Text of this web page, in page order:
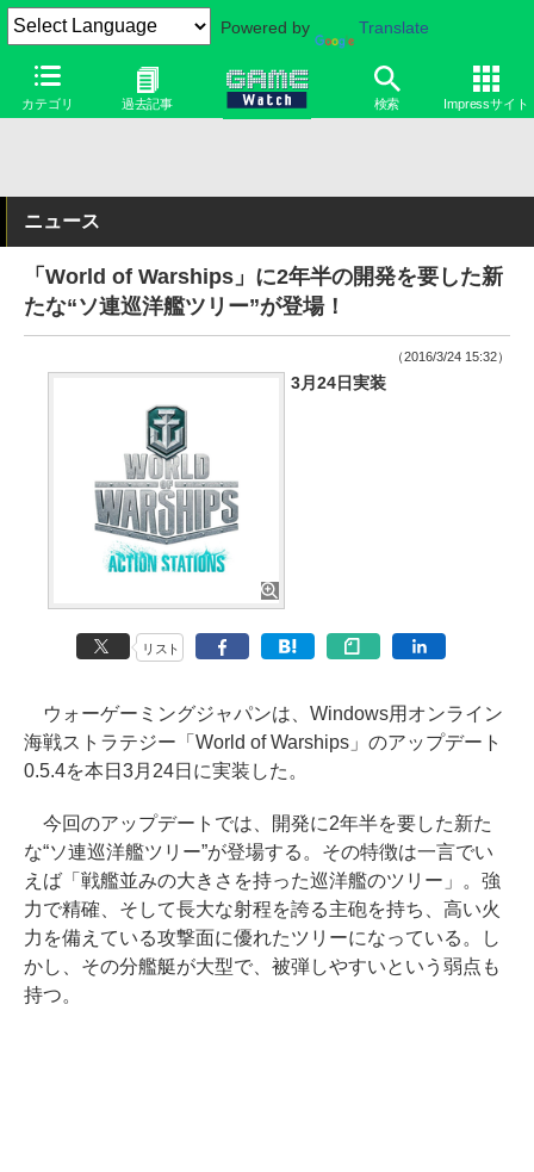
Powered by Translate
カテゴリ 過去記事 検索 Impressサイト
ニュース
「World of Warships」に2年半の開発を要した新
たな“ソ連巡洋艦ツリー”が登場！
（2016/3/24 15:32）
3月24日実装
リスト
ウォーゲーミングジャパンは、Windows用オンライン
海戦ストラテジー「World of Warships」のアップデート
0.5.4を本日3月24日に実装した。
今回のアップデートでは、開発に2年半を要した新た
な“ソ連巡洋艦ツリー”が登場する。その特徴は一言でい
えば「戦艦並みの大きさを持った巡洋艦のツリー」。強
力で精確、そして長大な射程を誇る主砲を持ち、高い火
力を備えている攻撃面に優れたツリーになっている。し
かし、その分艦艇が大型で、被弾しやすいという弱点も
持つ。